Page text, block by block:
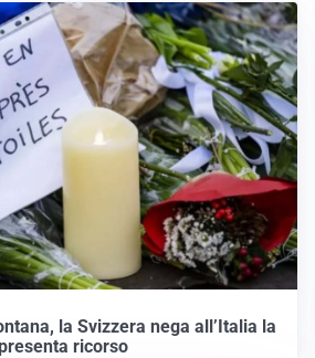
la Svizzera nega all’Italia la
ricorso